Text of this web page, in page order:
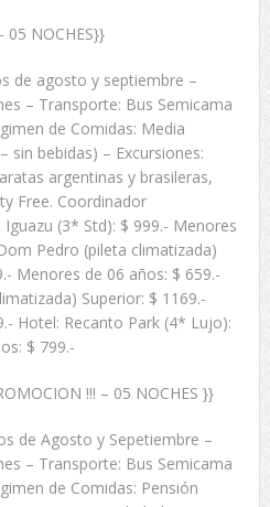
05 NOCHES}}
de agosto y septiembre –
– Transporte: Bus Semicama
de Comidas: Media
sin bebidas) – Excursiones:
argentinas y brasileras,
Free. Coordinador
(3* Std): $ 999.- Menores
Pedro (pileta climatizada)
Menores de 06 años: $ 659.-
Superior: $ 1169.-
Hotel: Recanto Park (4* Lujo):
$ 799.-
!!! – 05 NOCHES }}
de Agosto y Sepetiembre –
– Transporte: Bus Semicama
de Comidas: Pensión